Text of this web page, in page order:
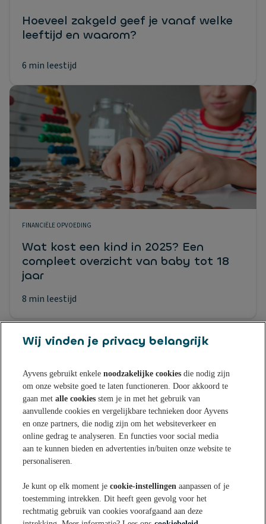
Hoeveel zakgeld geef je vanaf welke
leeftijd en waarom?
6 min leestijd
FINANCIËLE OPVOEDING
Wat kost een kind in 2025? Een
compleet overzicht van baby tot 18
jaar
8 min leestijd
Sparen bij Ayvens Bank
Onze Online Spaarrekening
Onze Spaarvormen
Onze Sparen App
Actuele rentestanden
Tips & Inspiratie
Nieuws
Aanmelden nieuwsbrief
Over ons
Klantenservice
Wij vinden je privacy belangrijk
Ayvens gebruikt enkelenoodzakelijke cookies die nodig zijn
om onze website goed te laten functioneren. Door akkoord te
gaan metalle cookies stem je in met het gebruik van
aanvullende cookies en vergelijkbare technieken door Ayvens
en onze partners, die nodig zijn om het websiteverkeer en
online gedrag te analyseren. En functies voor social media
aan te kunnen bieden en advertenties in/buiten onze website te
personaliseren.
Je kunt op elk moment jecookie-instellingen aanpassen of je
toestemming intrekken. Dit heeft geen gevolg voor het
rechtmatig gebruik van cookies voorafgaand aan deze